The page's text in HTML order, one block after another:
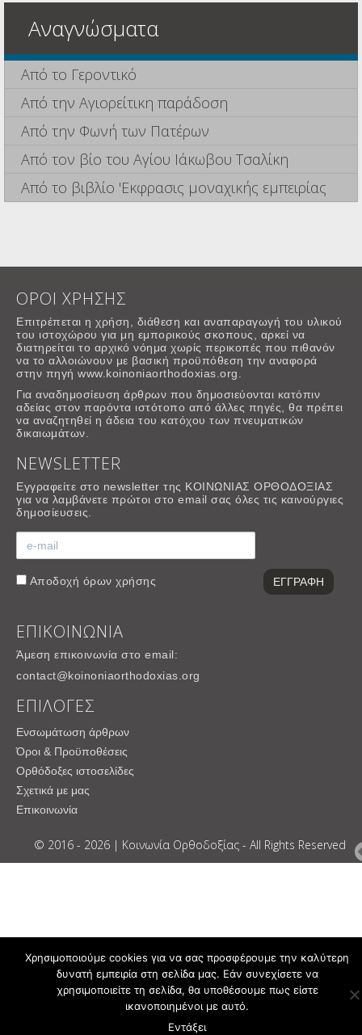
Αναγνώσματα
Από το Γεροντικό
Από την Αγιορείτικη παράδοση
Από την Φωνή των Πατέρων
Από τον βίο του Αγίου Ιάκωβου Τσαλίκη
Από το βιβλίο 'Εκφρασις μοναχικής εμπειρίας
ΟΡΟΙ ΧΡΗΣΗΣ
Επιτρέπεται η χρήση, διάθεση και αναπαραγωγή του υλικού
του ιστοχώρου για μη εμπορικούς σκοπους, αρκεί να
διατηρείται το αρχικό νόημα χωρίς περικοπές που πιθανόν
να το αλλοιώνουν με βασική προϋπόθεση την αναφορά
στην πηγή www.koinoniaorthodoxias.org.
Για αναδημοσίευση άρθρων που δημοσιεύονται κατόπιν
αδείας στον παρόντα ιστότοπο από άλλες πηγές, θα πρέπει
να αναζητηθεί η άδεια του κατόχου των πνευματικών
δικαιωμάτων.
NEWSLETTER
Εγγραφείτε στο newsletter της ΚΟΙΝΩΝΙΑΣ ΟΡΘΟΔΟΞΙΑΣ
για να λαμβάνετε πρώτοι στο email σας όλες τις καινούργιες
δημοσίευσεις.
Αποδοχή όρων χρήσης
ΕΠΙΚΟΙΝΩΝΙΑ
Άμεση επικοινωνία στο email:
contact@koinoniaorthodoxias.org
ΕΠΙΛΟΓΕΣ
Ενσωμάτωση άρθρων
Όροι & Προϋποθέσεις
Ορθόδοξες ιστοσελίδες
Σχετικά με μας
Επικοινωνία
© 2016 - 2026 | Κοινωνία Ορθοδοξίας - All Rights Reserved
Χρησιμοποιούμε cookies για να σας προσφέρουμε την καλύτερη
δυνατή εμπειρία στη σελίδα μας. Εάν συνεχίσετε να
χρησιμοποιείτε τη σελίδα, θα υποθέσουμε πως είστε
ικανοποιημένοι με αυτό.
Εντάξει